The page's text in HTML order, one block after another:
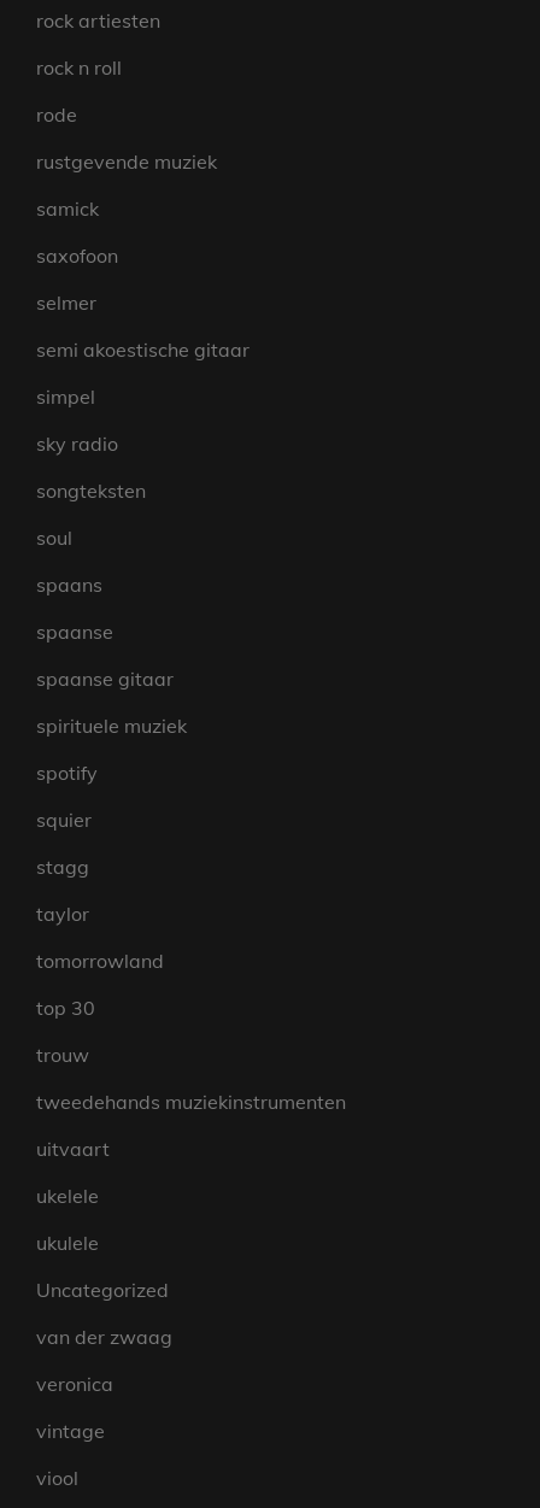
rock artiesten
rock n roll
rode
rustgevende muziek
samick
saxofoon
selmer
semi akoestische gitaar
simpel
sky radio
songteksten
soul
spaans
spaanse
spaanse gitaar
spirituele muziek
spotify
squier
stagg
taylor
tomorrowland
top 30
trouw
tweedehands muziekinstrumenten
uitvaart
ukelele
ukulele
Uncategorized
van der zwaag
veronica
vintage
viool